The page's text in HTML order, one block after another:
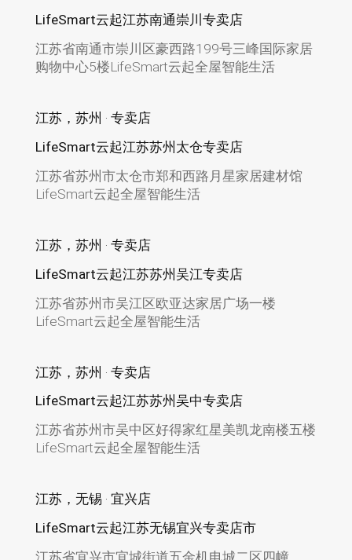
LifeSmart云起江苏南通崇川专卖店
江苏省南通市崇川区豪西路199号三峰国际家居
购物中心5楼LifeSmart云起全屋智能生活
江苏，苏州 · 专卖店
LifeSmart云起江苏苏州太仓专卖店
江苏省苏州市太仓市郑和西路月星家居建材馆
LifeSmart云起全屋智能生活
江苏，苏州 · 专卖店
LifeSmart云起江苏苏州吴江专卖店
江苏省苏州市吴江区欧亚达家居广场一楼
LifeSmart云起全屋智能生活
江苏，苏州 · 专卖店
LifeSmart云起江苏苏州吴中专卖店
江苏省苏州市吴中区好得家红星美凯龙南楼五楼
LifeSmart云起全屋智能生活
江苏，无锡 · 宜兴店
LifeSmart云起江苏无锡宜兴专卖店市